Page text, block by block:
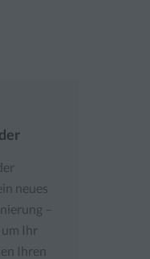
neues
–
Ihr
Ihren